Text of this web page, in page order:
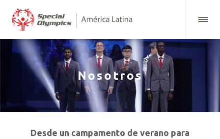
Nosotros
Desde un campamento de verano para